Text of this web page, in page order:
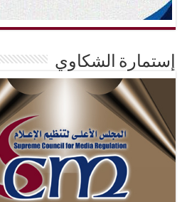
إستمارة الشكاوي